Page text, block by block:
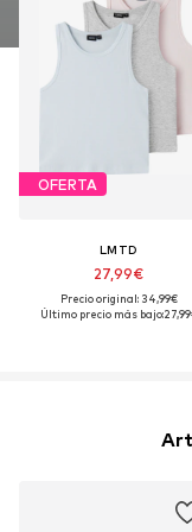
OFERTA
LMTD
27,99€
Precio original: 34,99€
Último precio más bajo: